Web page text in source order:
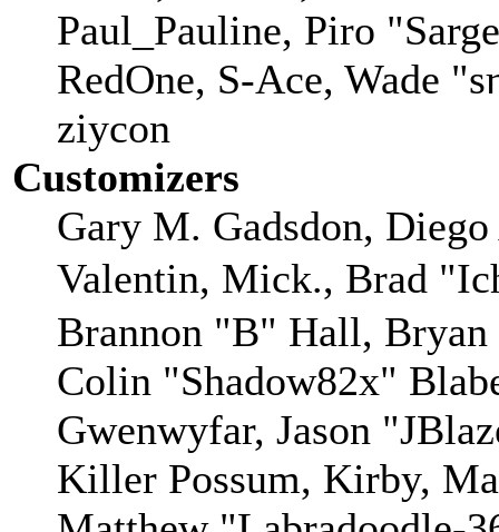
Paul_Pauline, Piro
RedOne, S-Ace, Wade
ziycon
Customizers
Gary M. Gadsdon,
Valentin, Mick., Brad
Brannon "B" Hall,
Colin "Shadow82x"
Gwenwyfar, Jason
Killer Possum, Kirby,